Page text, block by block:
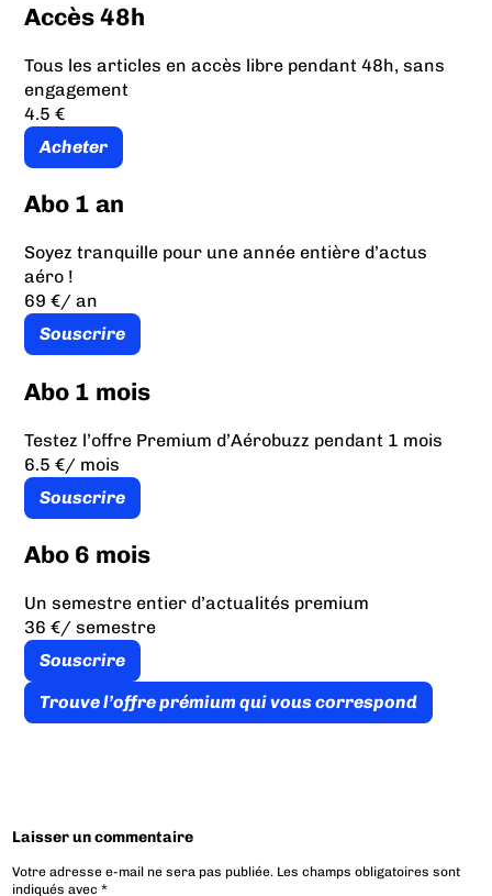
Accès 48h
Tous les articles en accès libre pendant 48h, sans
engagement
4.5 €
Acheter
Abo 1 an
Soyez tranquille pour une année entière d’actus
aéro !
69 €/ an
Souscrire
Abo 1 mois
Testez l’offre Premium d’Aérobuzz pendant 1 mois
6.5 €/ mois
Souscrire
Abo 6 mois
Un semestre entier d’actualités premium
36 €/ semestre
Souscrire
Trouve l’offre prémium qui vous correspond
Laisser un commentaire
Votre adresse e-mail ne sera pas publiée. Les champs obligatoires sont
indiqués avec*